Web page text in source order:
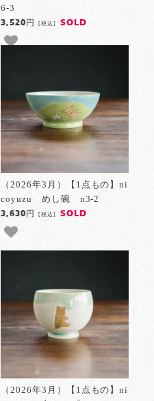
6-3
3,520円 [税込] SOLD
（2026年3月）【1点もの】ni
coyuzu めし碗 n3-2
3,630円 [税込] SOLD
（2026年3月）【1点もの】ni